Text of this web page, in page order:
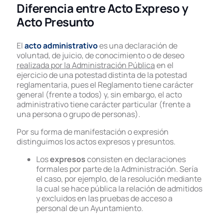
Diferencia entre Acto Expreso y
Acto Presunto
Elacto administrativoes una declaración de
voluntad, de juicio, de conocimiento o de deseo
realizada por la Administración Públicaen el
ejercicio de una potestad distinta de la potestad
reglamentaria, pues el Reglamento tiene carácter
general (frente a todos) y, sin embargo, el acto
administrativo tiene carácter particular (frente a
una persona o grupo de personas).
Por su forma de manifestación o expresión
distinguimos los actos expresos y presuntos.
Losexpresosconsisten en declaraciones
formales por parte de la Administración. Sería
el caso, por ejemplo, de la resolución mediante
la cual se hace pública la relación de admitidos
y excluidos en las pruebas de acceso a
personal de un Ayuntamiento.